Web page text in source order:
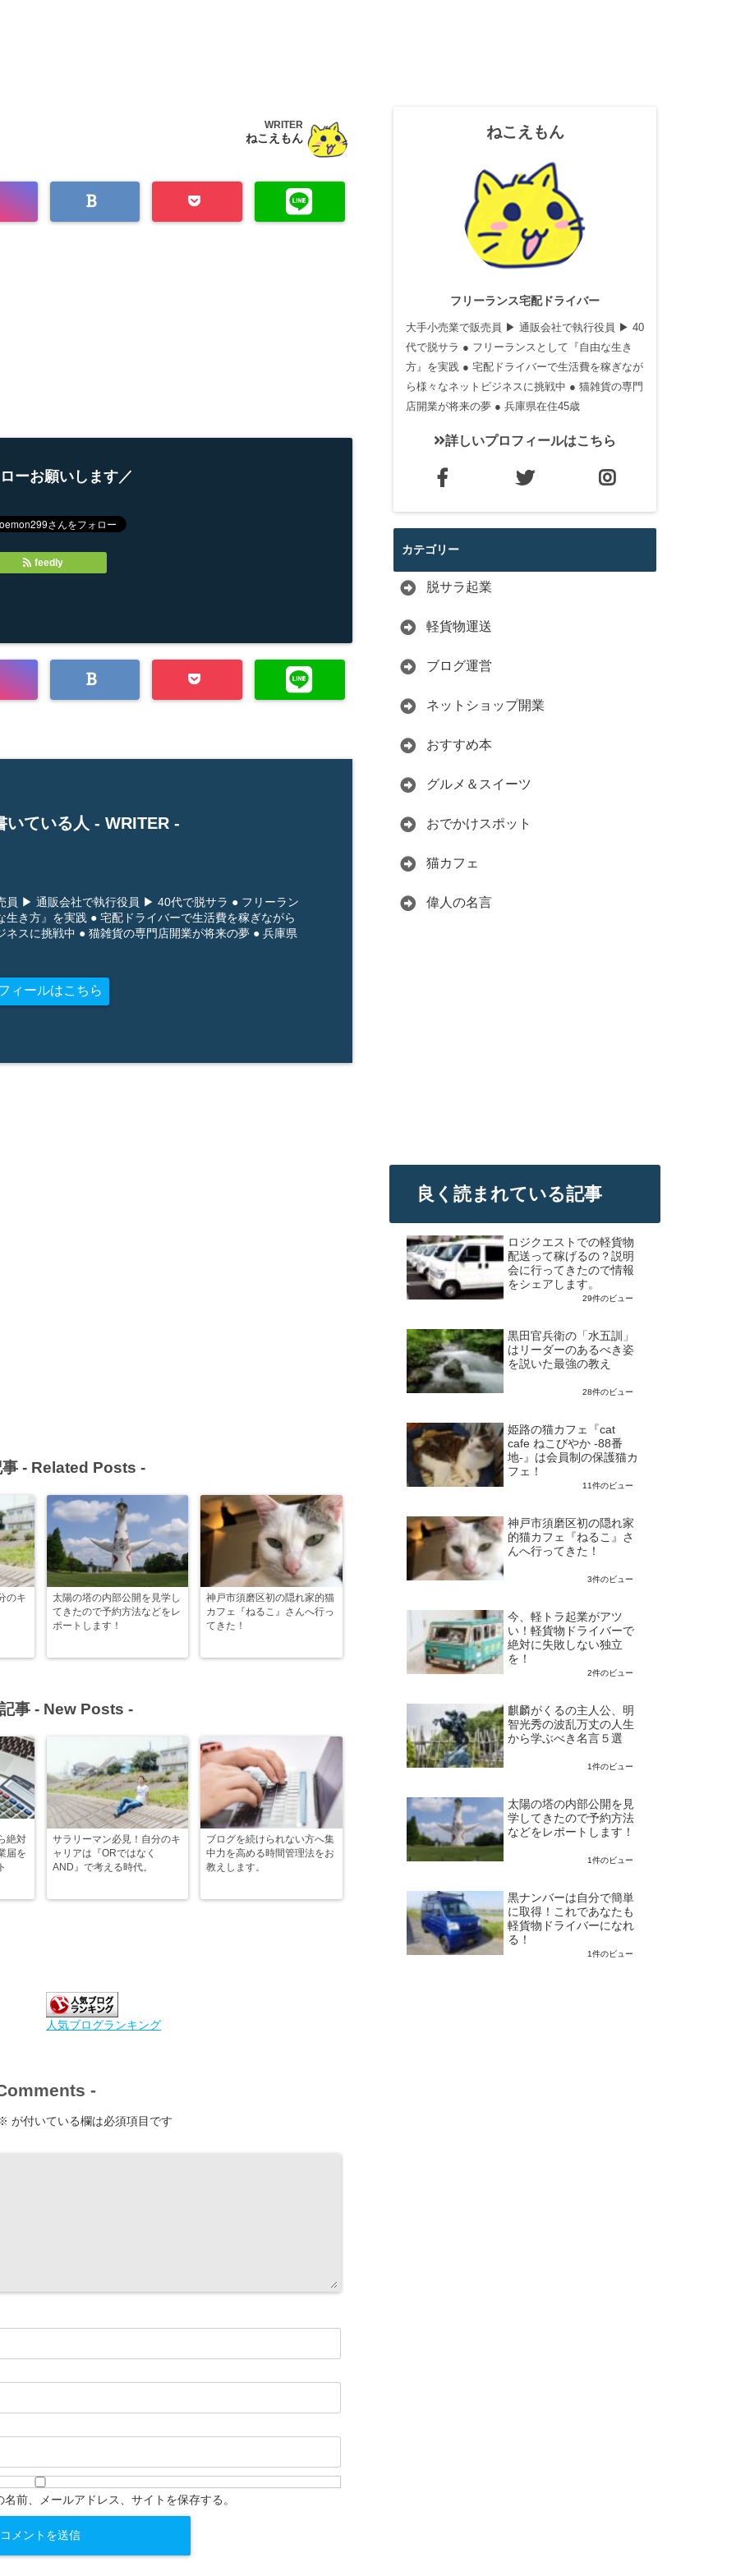
WRITER
ねこえもん
ーお願いします／
feedly
いている人 - WRITER -
員 ▶ 通販会社で執行役員 ▶ 40代で脱サラ ● フリーラン
生き方』を実践 ● 宅配ドライバーで生活費を稼ぎながら
ネスに挑戦中 ● 猫雑貨の専門店開業が将来の夢 ● 兵庫県
ィールはこちら
- Related Posts -
のキ
太陽の塔の内部公開を見学し
てきたので予約方法などをレ
ポートします！
神戸市須磨区初の隠れ家的猫
カフェ『ねるこ』さんへ行っ
てきた！
事 - New Posts -
絶対
届を
サラリーマン必見！自分のキ
ャリアは『ORではなく
AND』で考える時代。
ブログを続けられない方へ集
中力を高める時間管理法をお
教えします。
人気ブログランキング
-
が付いている欄は必須項目です
前、メールアドレス、サイトを保存する。
ねこえもん
フリーランス宅配ドライバー
大手小売業で販売員 ▶ 通販会社で執行役員 ▶ 40
代で脱サラ ● フリーランスとして『自由な生き
方』を実践 ● 宅配ドライバーで生活費を稼ぎなが
ら様々なネットビジネスに挑戦中 ● 猫雑貨の専門
店開業が将来の夢 ● 兵庫県在住45歳
詳しいプロフィールはこちら
カテゴリー
脱サラ起業
軽貨物運送
ブログ運営
ネットショップ開業
おすすめ本
グルメ＆スイーツ
おでかけスポット
猫カフェ
偉人の名言
良く読まれている記事
ロジクエストでの軽貨物
配送って稼げるの？説明
会に行ってきたので情報
をシェアします。
29件のビュー
黒田官兵衛の「水五訓」
はリーダーのあるべき姿
を説いた最強の教え
28件のビュー
姫路の猫カフェ『cat
cafe ねこびやか -88番
地-』は会員制の保護猫カ
フェ！
11件のビュー
神戸市須磨区初の隠れ家
的猫カフェ『ねるこ』さ
んへ行ってきた！
3件のビュー
今、軽トラ起業がアツ
い！軽貨物ドライバーで
絶対に失敗しない独立
を！
2件のビュー
麒麟がくるの主人公、明
智光秀の波乱万丈の人生
から学ぶべき名言５選
1件のビュー
太陽の塔の内部公開を見
学してきたので予約方法
などをレポートします！
1件のビュー
黒ナンバーは自分で簡単
に取得！これであなたも
軽貨物ドライバーになれ
る！
1件のビュー